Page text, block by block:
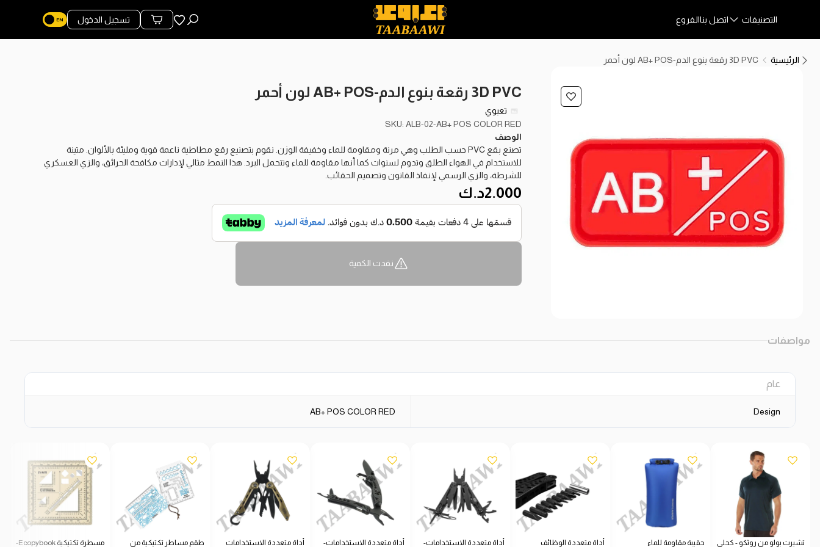
التصنيفات اتصل بناالفروع المفضلة
محتويات السلة
تسجيل الدخول
الرئيسية 3D PVC رقعة بنوع الدم-AB+ POS لون أحمر
3D PVC رقعة بنوع الدم-AB+ POS لون أحمر
تعبوي
SKU: ALB-02-AB+ POS COLOR RED
الوصف
تصنع بقع PVC حسب الطلب وهي مرنة ومقاومة للماء وخفيفة الوزن. نقوم بتصنيع رقع مطاطية ناعمة قوية ومليئة بالألوان. متينة
للاستخدام في الهواء الطلق وتدوم لسنوات كما أنها مقاومة للماء وتتحمل البرد. هذا النمط مثالي لإدارات مكافحة الحرائق، والزي العسكري
للشرطة، والزي الرسمي لإنفاذ القانون وتصميم الحقائب.
2.000د.ك
نفدت الكمية
مواصفات
عام
Design
AB+ POS COLOR RED
تشيرت بولو من روثكو - كحلي حقيبة مقاومة للماء أداة متعددة الوظائف
أداة متعددة الاستخدامات-
أداة متعددة الاستخدامات-
أداة متعددة الاستخدامات
طقم مساطر تكتيكية من
مسطرة تكتيكية Ecopybook-